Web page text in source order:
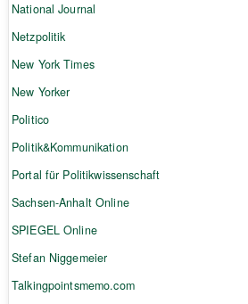
National Journal
Netzpolitik
New York Times
New Yorker
Politico
Politik&Kommunikation
Portal für Politikwissenschaft
Sachsen-Anhalt Online
SPIEGEL Online
Stefan Niggemeier
Talkingpointsmemo.com